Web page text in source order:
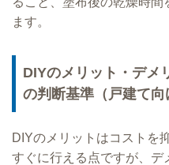
ます。
DIYのメリット・デメ
の判断基準（戸建て向
DIYのメリットはコストを
すぐに行える点ですが、デ